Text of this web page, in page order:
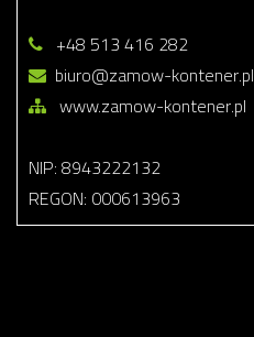
+48 513 416 282
biuro@zamow-kontener.pl
www.zamow-kontener.pl
NIP: 8943222132
REGON: 000613963